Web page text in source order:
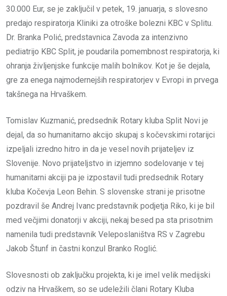
30.000 Eur, se je zaključil v petek, 19. januarja, s slovesno
predajo respiratorja Kliniki za otroške bolezni KBC v Splitu.
Dr. Branka Polić, predstavnica Zavoda za intenzivno
pediatrijo KBC Split, je poudarila pomembnost respiratorja, ki
ohranja življenjske funkcije malih bolnikov. Kot je še dejala,
gre za enega najmodernejših respiratorjev v Evropi in prvega
takšnega na Hrvaškem.
Tomislav Kuzmanić, predsednik Rotary kluba Split Novi je
dejal, da so humanitarno akcijo skupaj s kočevskimi rotarijci
izpeljali izredno hitro in da je vesel novih prijateljev iz
Slovenije. Novo prijateljstvo in izjemno sodelovanje v tej
humanitarni akciji pa je izpostavil tudi predsednik Rotary
kluba Kočevja Leon Behin. S slovenske strani je prisotne
pozdravil še Andrej Ivanc predstavnik podjetja Riko, ki je bil
med večjimi donatorji v akciji, nekaj besed pa sta prisotnim
namenila tudi predstavnik Veleposlaništva RS v Zagrebu
Jakob Štunf in častni konzul Branko Roglić.
Slovesnosti ob zaključku projekta, ki je imel velik medijski
odziv na Hrvaškem, so se udeležili člani Rotary Kluba